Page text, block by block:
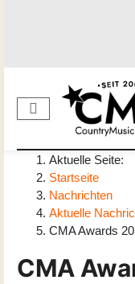
Aktuelle Seite:
Startseite
Nachrichten
Aktuelle
CMA Awards
CMA